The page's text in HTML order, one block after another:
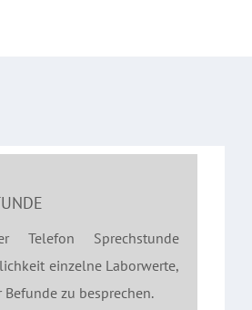
Sprechstunde
einzelne Laborwerte,
zu besprechen.